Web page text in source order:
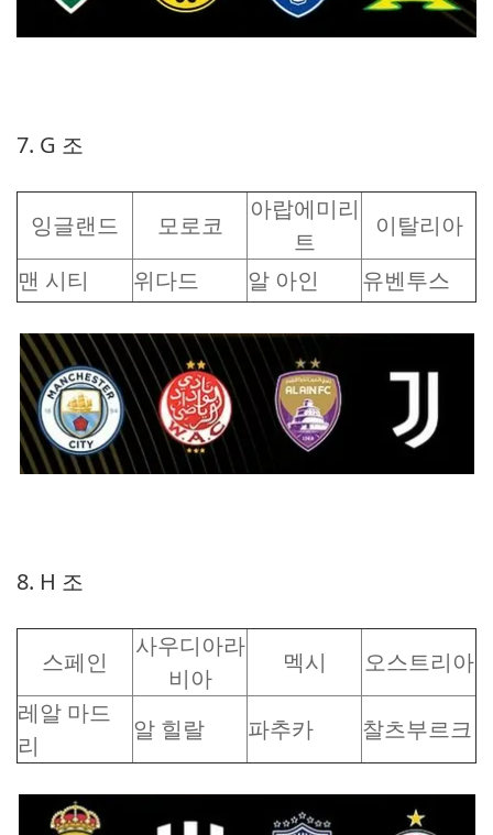
7. G 조
잉글랜드 모로코
아랍에미리
트
이탈리아
맨 시티
위다드 알 아인 유벤투스
8. H 조
스페인
사우디아라
비아
멕시
오스트리아
레알 마드
리
알 힐랄 파추카 찰츠부르크